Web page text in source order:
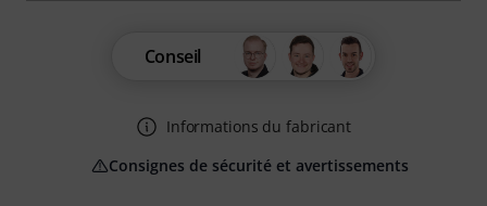
Conseil
Informations du fabricant
Consignes de sécurité et avertissements